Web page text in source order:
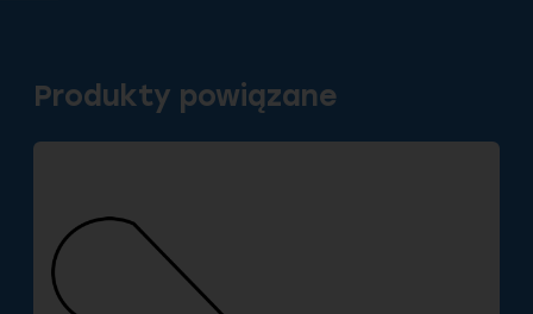
Produkty powiązane